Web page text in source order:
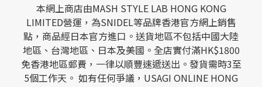
本網上商店由MASH STYLE LAB HONG KONG
LIMITED營運，為SNIDEL等品牌香港官方網上銷售
點，商品經日本官方進口。送貨地區不包括中國大陸
地區、台灣地區、日本及美國。全店實付滿HK$1800
免香港地區郵費，一律以順豐速遞送出。發貨需時3至
5個工作天。 如有任何爭議，USAGI ONLINE HONG